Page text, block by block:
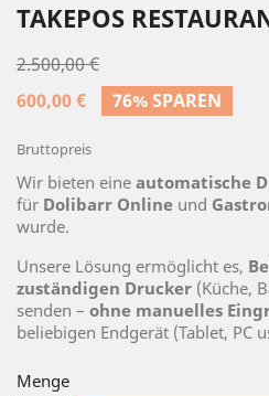
TAKEPOS
2.500,00 €
600,00 €
76% SPAREN
Bruttopreis
Wir bieten eine automatische
für Dolibarr Online und
wurde.
Unsere Lösung ermöglicht es,
zuständigen Drucker (Küche,
senden – ohne manuelles
beliebigen Endgerät (Tablet, PC
Menge